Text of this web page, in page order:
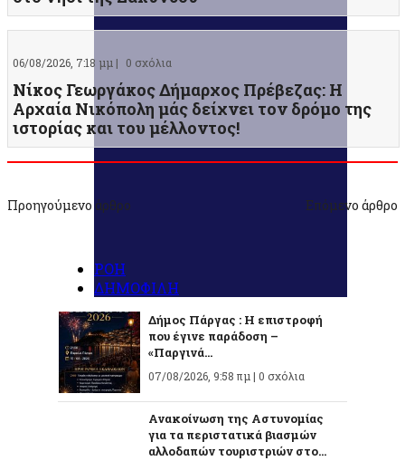
06/08/2026, 7:18 μμ | 0 σχόλια
Νίκος Γεωργάκος Δήμαρχος Πρέβεζας: Η
Αρχαία Νικόπολη μάς δείχνει τον δρόμο της
ιστορίας και του μέλλοντος!
Προηγούμενο άρθρο Επόμενο άρθρο
ΡΟΗ
ΔΗΜΟΦΙΛΗ
Δήμος Πάργας : Η επιστροφή
που έγινε παράδοση –
«Παργινά...
07/08/2026, 9:58 πμ | 0 σχόλια
Ανακοίνωση της Αστυνομίας
για τα περιστατικά βιασμών
αλλοδαπών τουριστριών στο...